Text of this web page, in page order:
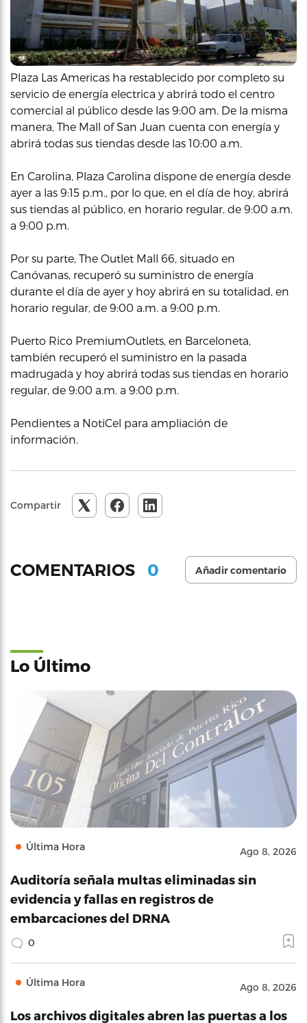
Plaza Las Americas ha restablecido por completo su
servicio de energía electrica y abrirá todo el centro
comercial al público desde las 9:00 am. De la misma
manera, The Mall of San Juan cuenta con energía y
abrirá todas sus tiendas desde las 10:00 a.m.
En Carolina, Plaza Carolina dispone de energía desde
ayer a las 9:15 p.m., por lo que, en el día de hoy, abrirá
sus tiendas al público, en horario regular, de 9:00 a.m.
a 9:00 p.m.
Por su parte, The Outlet Mall 66, situado en
Canóvanas, recuperó su suministro de energía
durante el día de ayer y hoy abrirá en su totalidad, en
horario regular, de 9:00 a.m. a 9:00 p.m.
Puerto Rico PremiumOutlets, en Barceloneta,
también recuperó el suministro en la pasada
madrugada y hoy abrirá todas sus tiendas en horario
regular, de 9:00 a.m. a 9:00 p.m.
Pendientes a NotiCel para ampliación de
información.
Compartir
COMENTARIOS 0 Añadir comentario
Lo Último
Última Hora Ago 8, 2026
Auditoría señala multas eliminadas sin
evidencia y fallas en registros de
embarcaciones del DRNA
0
Última Hora Ago 8, 2026
Los archivos digitales abren las puertas a los